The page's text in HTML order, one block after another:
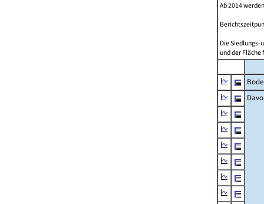
Ab 2014
Die Siedlungs-
und der Fläche